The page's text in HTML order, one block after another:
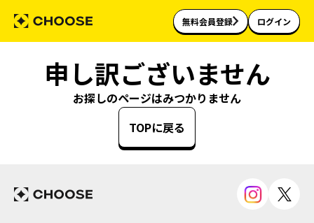
無料会員登録 ログイン
申し訳ございません
お探しのページはみつかりません
TOPに戻る